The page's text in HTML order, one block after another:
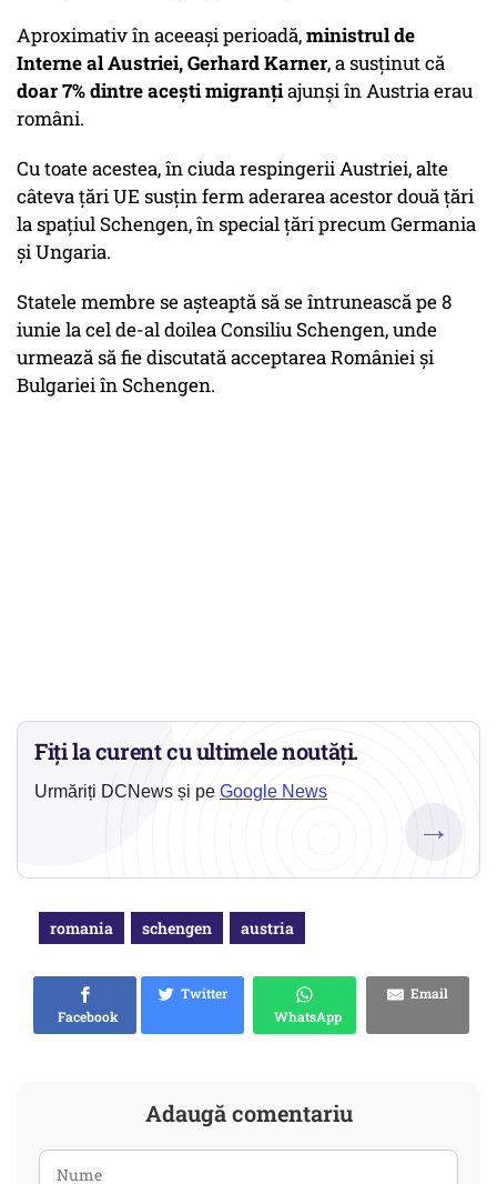
Aproximativ în aceeași perioadă,ministrul de
Interne al Austriei, Gerhard Karner, a susținut că
doar 7% dintre acești migranțiajunși în Austria erau
români.
Cu toate acestea, în ciuda respingerii Austriei, alte
câteva țări UE susțin ferm aderarea acestor două țări
la spațiul Schengen, în special țări precum Germania
și Ungaria.
Statele membre se așteaptă să se întrunească pe 8
iunie la cel de-al doilea Consiliu Schengen, unde
urmează să fie discutată acceptarea României și
Bulgariei în Schengen.
Fiți la curent cu ultimele noutăți.
Urmăriți DCNews și pe Google News
→
romania schengen austria
Facebook
Twitter
WhatsApp
Email
Adaugă comentariu